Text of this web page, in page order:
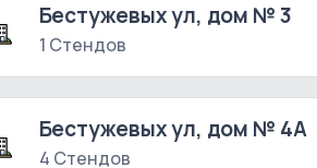
Бестужевых ул, дом № 3
1 Стендов
Бестужевых ул, дом № 4А
4 Стендов